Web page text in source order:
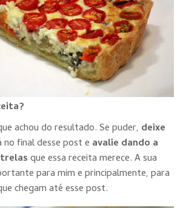
achou do resultado. Se puder, deixe
no final desse post e avalie dando a
lasque essa receita merece. A sua
para mim e principalmente, para
chegam até esse post.